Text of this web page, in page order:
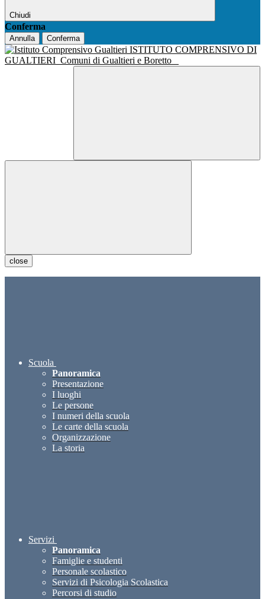
Chiudi
Conferma
Annulla Conferma
ISTITUTO COMPRENSIVO DI
GUALTIERI Comuni di Gualtieri e Boretto
close
Scuola
Panoramica
Presentazione
I luoghi
Le persone
I numeri della scuola
Le carte della scuola
Organizzazione
La storia
Servizi
Panoramica
Famiglie e studenti
Personale scolastico
Servizi di Psicologia Scolastica
Percorsi di studio